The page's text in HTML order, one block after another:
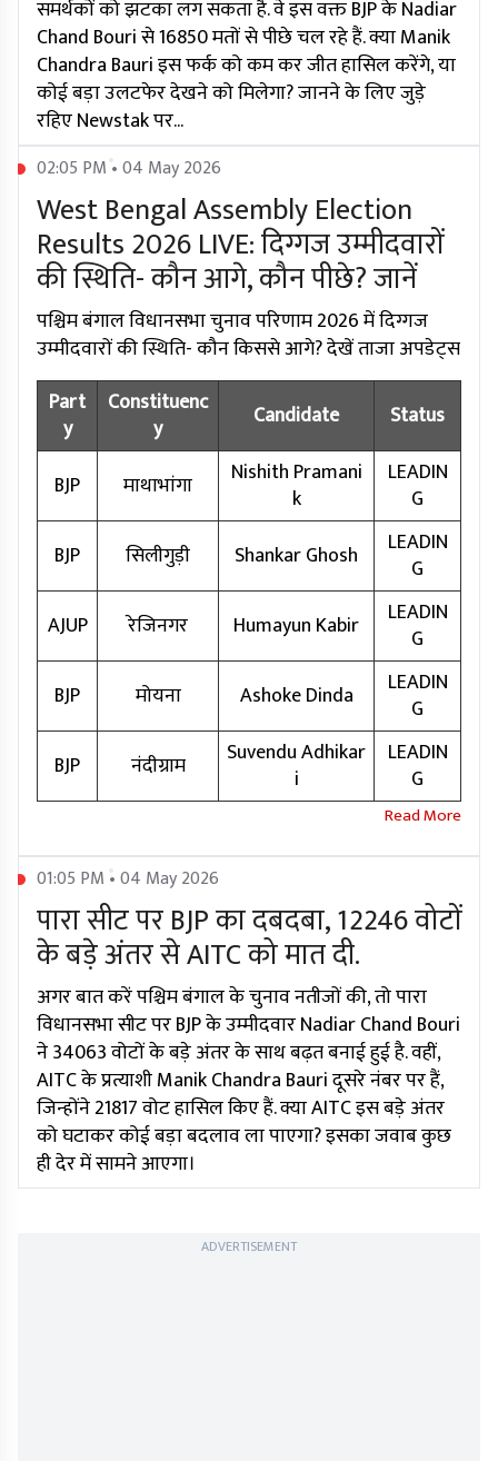
समर्थकों को झटका लग सकता है. वे इस वक्त BJP के Nadiar
Chand Bouri से 16850 मतों से पीछे चल रहे हैं. क्या Manik
Chandra Bauri इस फर्क को कम कर जीत हासिल करेंगे, या
कोई बड़ा उलटफेर देखने को मिलेगा? जानने के लिए जुड़े
रहिए Newstak पर...
02:05 PM • 04 May 2026
West Bengal Assembly Election
Results 2026 LIVE: दिग्गज उम्मीदवारों
की स्थिति- कौन आगे, कौन पीछे? जानें
पश्चिम बंगाल विधानसभा चुनाव परिणाम 2026 में दिग्गज
उम्मीदवारों की स्थिति- कौन किससे आगे? देखें ताजा अपडेट्स
Part
y
Constituenc
y
Candidate Status
BJP माथाभांगा
Nishith Pramani
k
LEADIN
G
BJP
सिलीगुड़ी Shankar Ghosh
LEADIN
G
AJUP
रेजिनगर Humayun Kabir
LEADIN
G
BJP
मोयना Ashoke Dinda
LEADIN
G
BJP
नंदीग्राम
Suvendu Adhikar
i
LEADIN
G
01:05 PM • 04 May 2026
पारा सीट पर BJP का दबदबा, 12246 वोटों
के बड़े अंतर से AITC को मात दी.
अगर बात करें पश्चिम बंगाल के चुनाव नतीजों की, तो पारा
विधानसभा सीट पर BJP के उम्मीदवार Nadiar Chand Bouri
ने 34063 वोटों के बड़े अंतर के साथ बढ़त बनाई हुई है. वहीं,
AITC के प्रत्याशी Manik Chandra Bauri दूसरे नंबर पर हैं,
जिन्होंने 21817 वोट हासिल किए हैं. क्या AITC इस बड़े अंतर
को घटाकर कोई बड़ा बदलाव ला पाएगा? इसका जवाब कुछ
ही देर में सामने आएगा।
ADVERTISEMENT